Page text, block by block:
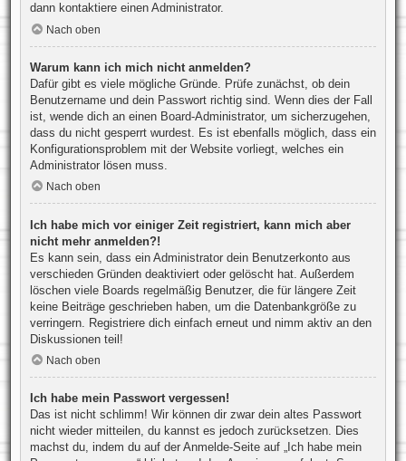
dann kontaktiere einen Administrator.
Nach oben
Warum kann ich mich nicht anmelden?
Dafür gibt es viele mögliche Gründe. Prüfe zunächst, ob dein
Benutzername und dein Passwort richtig sind. Wenn dies der Fall
ist, wende dich an einen Board-Administrator, um sicherzugehen,
dass du nicht gesperrt wurdest. Es ist ebenfalls möglich, dass ein
Konfigurationsproblem mit der Website vorliegt, welches ein
Administrator lösen muss.
Nach oben
Ich habe mich vor einiger Zeit registriert, kann mich aber
nicht mehr anmelden?!
Es kann sein, dass ein Administrator dein Benutzerkonto aus
verschieden Gründen deaktiviert oder gelöscht hat. Außerdem
löschen viele Boards regelmäßig Benutzer, die für längere Zeit
keine Beiträge geschrieben haben, um die Datenbankgröße zu
verringern. Registriere dich einfach erneut und nimm aktiv an den
Diskussionen teil!
Nach oben
Ich habe mein Passwort vergessen!
Das ist nicht schlimm! Wir können dir zwar dein altes Passwort
nicht wieder mitteilen, du kannst es jedoch zurücksetzen. Dies
machst du, indem du auf der Anmelde-Seite auf „Ich habe mein